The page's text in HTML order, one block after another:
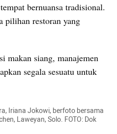
bernuansa tradisional.
pilihan restoran yang
makan siang, manajemen
segala sesuatu untuk
Iriana Jokowi, berfoto bersama
Laweyan, Solo. FOTO: Dok